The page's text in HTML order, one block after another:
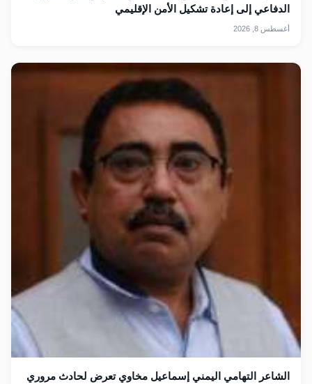
الدفاعي إلى إعادة تشكيل الأمن الإقليمي
أغسطس 8, 2026
الشاعر التهامي اليمني إسماعيل مخاوي تعرض لحادث مروري